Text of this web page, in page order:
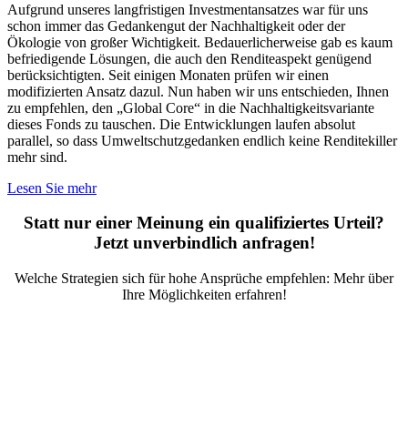
Aufgrund unseres langfristigen Investmentansatzes war für uns
schon immer das Gedankengut der Nachhaltigkeit oder der
Ökologie von großer Wichtigkeit. Bedauerlicherweise gab es kaum
befriedigende Lösungen, die auch den Renditeaspekt genügend
berücksichtigten. Seit einigen Monaten prüfen wir einen
modifizierten Ansatz dazul. Nun haben wir uns entschieden, Ihnen
zu empfehlen, den „Global Core“ in die Nachhaltigkeitsvariante
dieses Fonds zu tauschen. Die Entwicklungen laufen absolut
parallel, so dass Umweltschutzgedanken endlich keine Renditekiller
mehr sind.
Lesen Sie mehr
Statt nur einer Meinung ein qualifiziertes Urteil?
Jetzt unverbindlich anfragen!
Welche Strategien sich für hohe Ansprüche empfehlen: Mehr über
Ihre Möglichkeiten erfahren!